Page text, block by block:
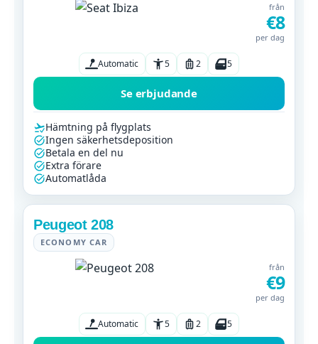
från
€8
per dag
Automatic 5 2 5
Se erbjudande
Hämtning på flygplats
Ingen säkerhetsdeposition
Betala en del nu
Extra förare
Automatlåda
Peugeot 208
ECONOMY CAR
från
€9
per dag
Automatic 5 2 5